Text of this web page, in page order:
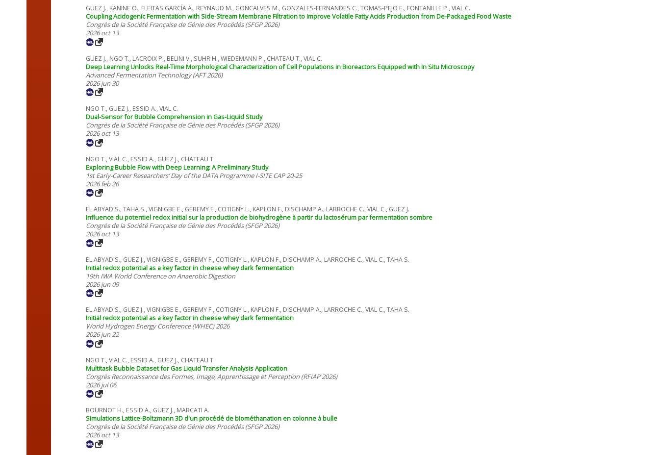
GUEZ J., KANINE O., FLEITAS GARCÍA A., REYNAUD M., GONCALVES M., GONZALES-FERNANDES C., TOMAS-PEJO E., FONTANILLE P., VIAL C.
Coupling Acidogenic Fermentation with Side-Stream Membrane Filtration to Improve Volatile Fatty Acids Production from De-Packaged Food Waste
Congrès de la Société Française de Génie des Procédés (SFGP 2026)
2026 oct 13
GUEZ J., NGO T., LACROIX P., BELINI V., SUHR H., WIEDEMANN P., CHATEAU T., VIAL C.
Deep Learning Unlocks Real-Time Morphological Characterization of Cell Populations in Bioreactors Equipped with In Situ Microscopy
Advanced Fermentation Technology (AFT 2026)
2026 jun 30
NGO T., GUEZ J., ESSID A., VIAL C.
Dual-Sensor for Bubble Comprehension in Gas-Liquid Study
Congrès de la Société Française de Génie des Procédés (SFGP 2026)
2026 oct 13
NGO T., VIAL C., ESSID A., GUEZ J., CHATEAU T.
Exploring Bubble Flow with Deep Learning: A Preliminary Study
1st Early-Career Researchers’ Day of the DATA Programme I-SITE CAP 20-25
2026 feb 26
EL ABYAD S., TAHA S., VIGNIGBE E., GEREMY F., COTIGNY L., KAPLON F., DISCHAMP A., LARROCHE C., VIAL C., GUEZ J.
Influence du potentiel redox initial sur la production de biohydrogène à partir du lactosérum par fermentation sombre
Congrès de la Société Française de Génie des Procédés (SFGP 2026)
2026 oct 13
EL ABYAD S., GUEZ J., VIGNIGBE E., GEREMY F., COTIGNY L., KAPLON F., DISCHAMP A., LARROCHE C., VIAL C., TAHA S.
Initial redox potential as a key factor in cheese whey dark fermentation
19th IWA World Conference on Anaerobic Digestion
2026 jun 09
EL ABYAD S., GUEZ J., VIGNIGBE E., GEREMY F., COTIGNY L., KAPLON F., DISCHAMP A., LARROCHE C., VIAL C., TAHA S.
Initial redox potential as a key factor in cheese whey dark fermentation
World Hydrogen Energy Conference (WHEC) 2026
2026 jun 22
NGO T., VIAL C., ESSID A., GUEZ J., CHATEAU T.
Multitask Bubble Dataset for Gas Liquid Transfer Analysis Application
Congrès Reconnaissance des Formes, Image, Apprentissage et Perception (RFIAP 2026)
2026 jul 06
BOURNOT H., ESSID A., GUEZ J., MARCATI A.
Simulations Lattice-Boltzmann 3D d'un procédé de biométhanation en colonne à bulle
Congrès de la Société Française de Génie des Procédés (SFGP 2026)
2026 oct 13